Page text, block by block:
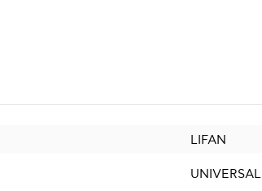
LIFAN
UNIVERSAL